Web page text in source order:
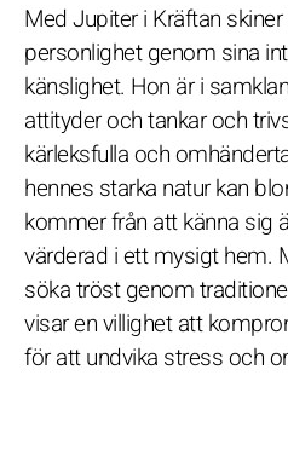
Med Jupiter i Kräftan
personlighet genom sina
känslighet. Hon är i
attityder och tankar och
kärleksfulla och
hennes starka natur kan
kommer från att känna sig
värderad i ett mysigt hem.
söka tröst genom
visar en villighet att
för att undvika stress och